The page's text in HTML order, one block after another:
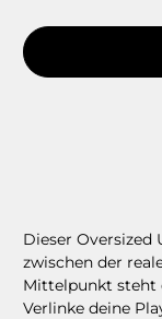
Dieser Oversized
zwischen der
Mittelpunkt steht
Verlinke deine